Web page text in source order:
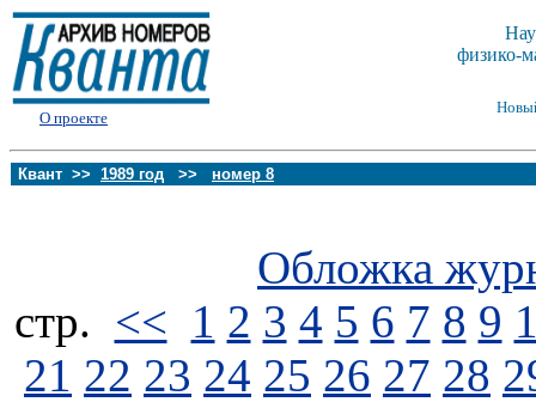
О проекте
физико-
Квант >> 1989 год >> номер 8
Обложка
стp. << 1 2 3 4 5 6 7 8 9
21 22 23 24 25 26 27 28